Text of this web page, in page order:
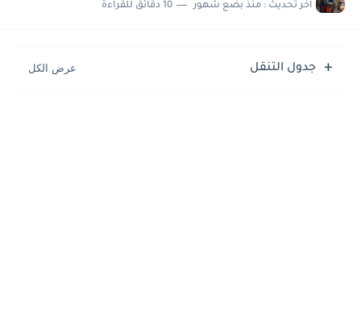
موضوع التعبير: الأب ومكانته العظيمة
اخر تحديث : منذ بضع شهور 10 دقائق للقراءة
جدول التنقل